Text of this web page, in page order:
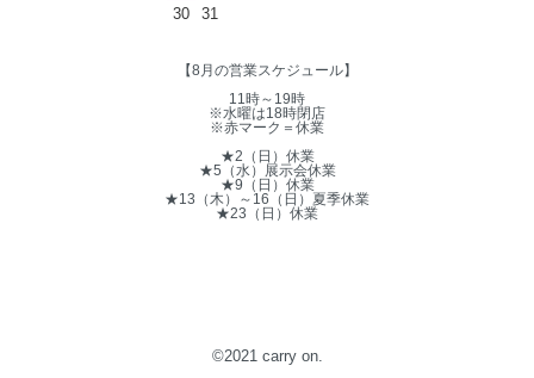
30
31
【8月の営業スケジュール】
11時～19時
※水曜は18時閉店
※赤マーク＝休業
★2（日）休業
★5（水）展示会休業
★9（日）休業
★13（木）～16（日）夏季休業
★23（日）休業
©2021 carry on.